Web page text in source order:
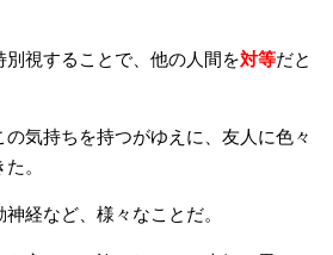
別視することで、他の人間を対等だと
気持ちを持つがゆえに、友人に色々
。
経など、様々なことだ。